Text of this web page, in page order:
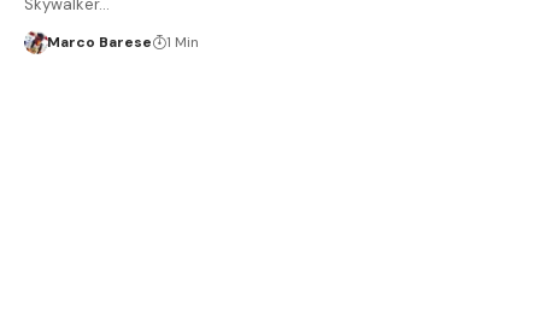
Skywalker…
Marco Barese 1 Min